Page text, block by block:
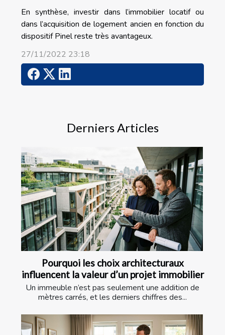
En synthèse, investir dans l’immobilier locatif ou
dans l’acquisition de logement ancien en fonction du
dispositif Pinel reste très avantageux.
27/11/2022 23:18
Derniers Articles
Pourquoi les choix architecturaux
influencent la valeur d’un projet immobilier
Un immeuble n’est pas seulement une addition de
mètres carrés, et les derniers chiffres des...